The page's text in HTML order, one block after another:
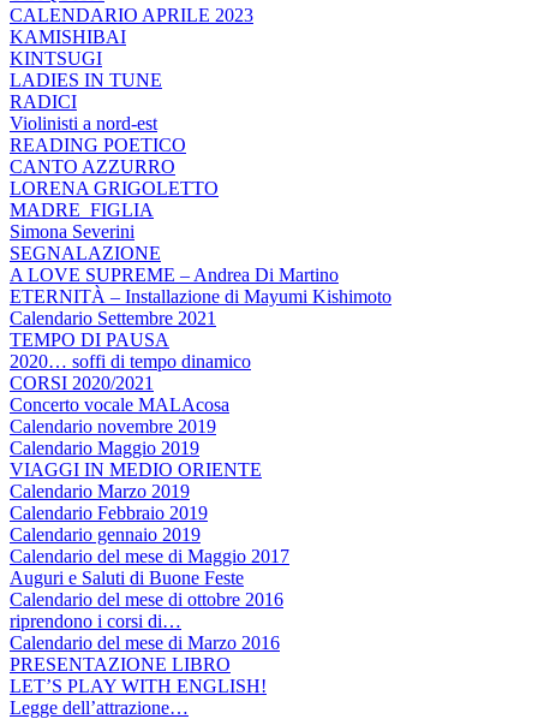
CALENDARIO APRILE 2023
KAMISHIBAI
KINTSUGI
LADIES IN TUNE
RADICI
Violinisti a nord-est
READING POETICO
CANTO AZZURRO
LORENA GRIGOLETTO
MADRE_FIGLIA
Simona Severini
SEGNALAZIONE
A LOVE SUPREME – Andrea Di Martino
ETERNITÀ – Installazione di Mayumi Kishimoto
Calendario Settembre 2021
TEMPO DI PAUSA
2020… soffi di tempo dinamico
CORSI 2020/2021
Concerto vocale MALAcosa
Calendario novembre 2019
Calendario Maggio 2019
VIAGGI IN MEDIO ORIENTE
Calendario Marzo 2019
Calendario Febbraio 2019
Calendario gennaio 2019
Calendario del mese di Maggio 2017
Auguri e Saluti di Buone Feste
Calendario del mese di ottobre 2016
riprendono i corsi di…
Calendario del mese di Marzo 2016
PRESENTAZIONE LIBRO
LET’S PLAY WITH ENGLISH!
Legge dell’attrazione…